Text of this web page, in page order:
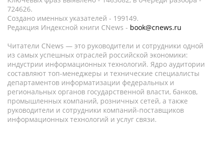
724626.
Создано именных указателей - 199149.
Редакция Индексной книги CNews - book@cnews.ru
Читатели CNews — это руководители и сотрудники одной
из самых успешных отраслей российской экономики:
индустрии информационных технологий. Ядро аудитории
составляют топ-менеджеры и технические специалисты
департаментов информатизации федеральных и
региональных органов государственной власти, банков,
промышленных компаний, розничных сетей, а также
руководители и сотрудники компаний-поставщиков
информационных технологий и услуг связи.